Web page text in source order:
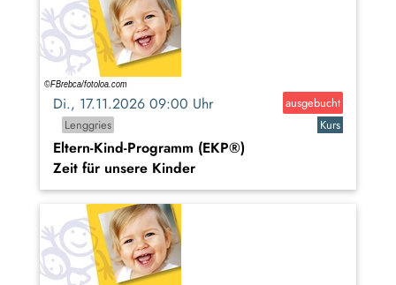
Di., 17.11.2026 09:00 Uhr
ausgebucht
Lenggries
Kurs
Eltern-Kind-Programm (EKP®)
Zeit für unsere Kinder